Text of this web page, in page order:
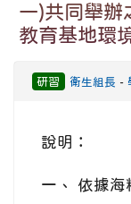
一)共同舉辦
教育基地環
研習 衛生組長 -
說明：
一、 依據